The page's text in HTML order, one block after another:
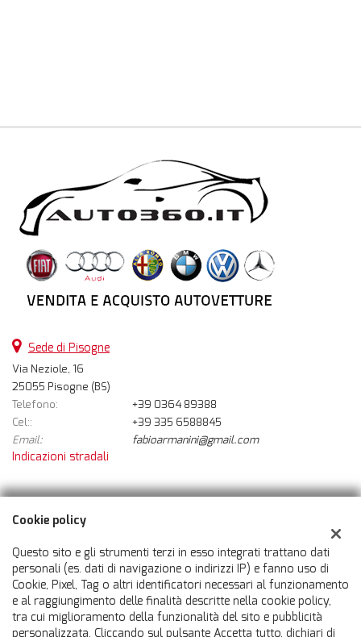
Sede di Pisogne
Via Neziole, 16
25055 Pisogne (BS)
Telefono:
+39 0364 89388
Cel::
+39 335 6588845
Email:
fabioarmanini@gmail.com
Indicazioni stradali
Dati fiscali:
Auto 360 Srl
Via Neziole, 16, Pisogne (BS)
C.F/P.IVA:03598960981
Registro delle imprese:BS
Cookie policy
Questo sito e gli strumenti terzi in esso integrati trattano dati
personali (es. dati di navigazione o indirizzi IP) e fanno uso di
Cookie, Pixel, Tag o altri identificatori necessari al funzionamento
e al raggiungimento delle finalità descritte nella cookie policy,
tra cui miglioramento della funzionalità del sito e pubblicità
personalizzata. Cliccando sul pulsante Accetta tutto, dichiari di